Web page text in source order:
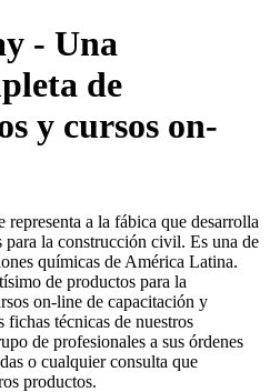
- Una
de
y cursos on-
a la fábica que desarrolla
para la construcción civil. Es una de
químicas de América Latina.
de productos para la
on-line de capacitación y
fichas técnicas de nuestros
de profesionales a sus órdenes
o cualquier consulta que
productos.